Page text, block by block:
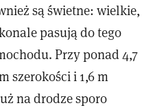
są świetne: wielkie,
pasują do tego
Przy ponad 4,7
szerokości i 1,6 m
na drodze sporo